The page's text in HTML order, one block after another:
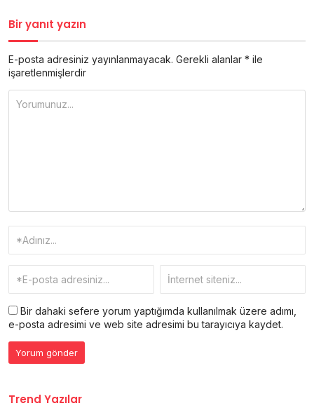
Bir yanıt yazın
E-posta adresiniz yayınlanmayacak. Gerekli alanlar * ile
işaretlenmişlerdir
Bir dahaki sefere yorum yaptığımda kullanılmak üzere adımı,
e-posta adresimi ve web site adresimi bu tarayıcıya kaydet.
Trend Yazılar